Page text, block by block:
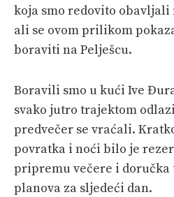
koja smo redovito
ali se ovom prilikom
boraviti na Pelješcu.
Boravili smo u kući Ive
svako jutro trajektom
predvečer se vraćali.
povratka i noći bilo je
pripremu večere i doručka
planova za sljedeći dan.